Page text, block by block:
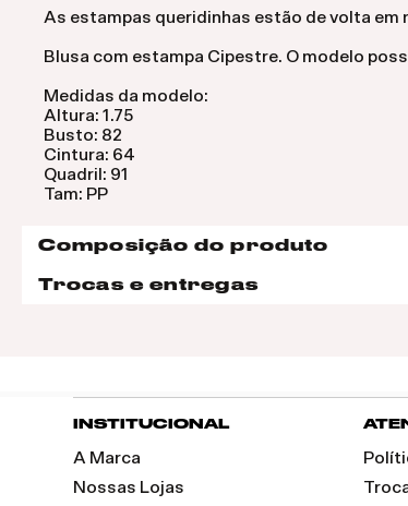
As estampas queridinhas estão de volta em
Blusa com estampa Cipestre. O modelo
Medidas da modelo:
Altura: 1.75
Busto: 82
Cintura: 64
Quadril: 91
Tam: PP
Composição do produto
Trocas e entregas
INSTITUCIONAL
A Marca
Nossas Lojas